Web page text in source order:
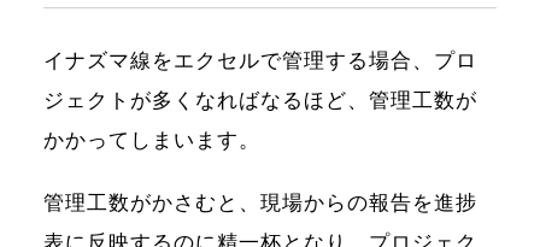
イナズマ線をエクセルで管理する場合、プロ
ジェクトが多くなればなるほど、管理工数が
かかってしまいます。
管理工数がかさむと、現場からの報告を進捗